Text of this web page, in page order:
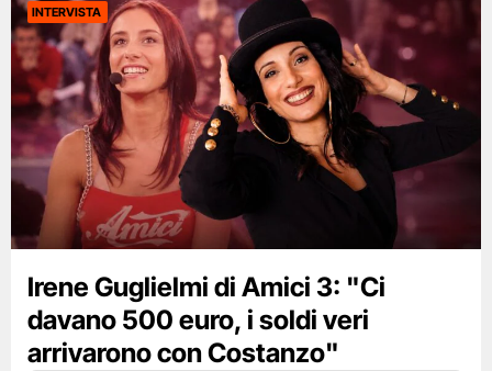
INTERVISTA
Irene Guglielmi di Amici 3: "Ci
davano 500 euro, i soldi veri
arrivarono con Costanzo"